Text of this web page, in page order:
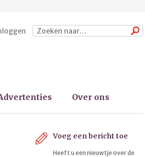
Over ons
Zoeken
Voeg een bericht toe
Heeft u een nieuwtje over de